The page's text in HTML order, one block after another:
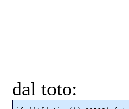
dal toto: